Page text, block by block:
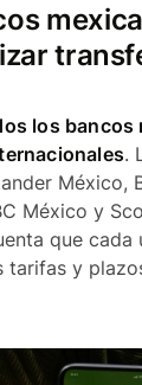
los bancos
.
México,
México y
que
tarifas y